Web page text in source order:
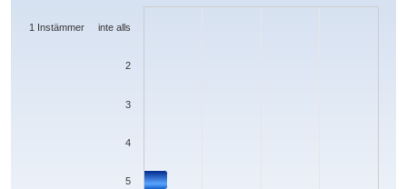
The chart has 1 X axis displaying categories.
5
4
3
2
1 Instämmer inte alls